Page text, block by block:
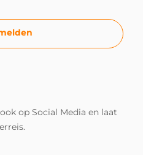
op Social Media en laat